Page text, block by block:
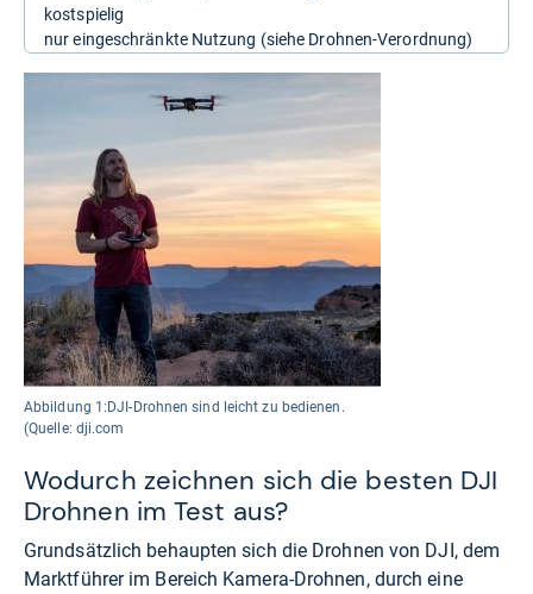
kostspielig
nur eingeschränkte Nutzung (siehe Drohnen-Verordnung)
Abbildung 1:DJI-Drohnen sind leicht zu bedienen.
(Quelle: dji.com
Wodurch zeichnen sich die besten DJI
Drohnen im Test aus?
Grundsätzlich behaupten sich die Drohnen von DJI, dem
Marktführer im Bereich Kamera-Drohnen, durch eine